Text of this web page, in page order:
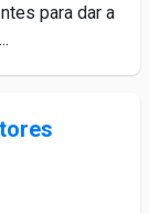
para dar a